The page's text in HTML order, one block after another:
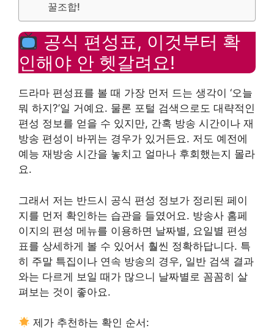
꿀조합!
공식 편성표, 이것부터 확
인해야 안 헷갈려요!
드라마 편성표를 볼 때 가장 먼저 드는 생각이 ‘오늘
뭐 하지?’일 거예요. 물론 포털 검색으로도 대략적인
편성 정보를 얻을 수 있지만, 간혹 방송 시간이나 재
방송 편성이 바뀌는 경우가 있거든요. 저도 예전에
예능 재방송 시간을 놓치고 얼마나 후회했는지 몰라
요.
그래서 저는 반드시 공식 편성 정보가 정리된 페이
지를 먼저 확인하는 습관을 들였어요. 방송사 홈페
이지의 편성 메뉴를 이용하면 날짜별, 요일별 편성
표를 상세하게 볼 수 있어서 훨씬 정확하답니다. 특
히 주말 특집이나 연속 방송의 경우, 일반 검색 결과
와는 다르게 보일 때가 많으니 날짜별로 꼼꼼히 살
펴보는 것이 좋아요.
제가 추천하는 확인 순서: